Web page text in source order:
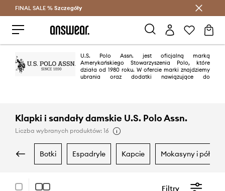
Oszczędzaj z Answear Club >
FINAL SALE % Szczegóły
U.S. Polo Assn. jest oficjalną marką
Amerykańskiego Stowarzyszenia Polo, które
działa od 1980 roku. W ofercie marki znajdziemy
ubrania oraz dodatki nawiązujące do
Klapki i sandały damskie U.S. Polo Assn.
Liczba wybranych produktów: 16
botki espadryle kapcie mokasyny i półbuty
Filtry